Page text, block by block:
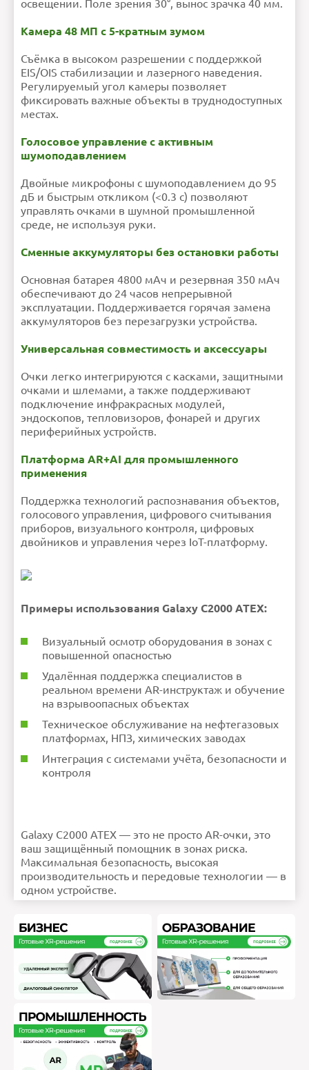
освещении. Поле зрения 30°, вынос зрачка 40 мм.
Камера 48 МП с 5-кратным зумом
Съёмка в высоком разрешении с поддержкой
EIS/OIS стабилизации и лазерного наведения.
Регулируемый угол камеры позволяет
фиксировать важные объекты в труднодоступных
местах.
Голосовое управление с активным
шумоподавлением
Двойные микрофоны с шумоподавлением до 95
дБ и быстрым откликом (<0.3 с) позволяют
управлять очками в шумной промышленной
среде, не используя руки.
Сменные аккумуляторы без остановки работы
Основная батарея 4800 мАч и резервная 350 мАч
обеспечивают до 24 часов непрерывной
эксплуатации. Поддерживается горячая замена
аккумуляторов без перезагрузки устройства.
Универсальная совместимость и аксессуары
Очки легко интегрируются с касками, защитными
очками и шлемами, а также поддерживают
подключение инфракрасных модулей,
эндоскопов, тепловизоров, фонарей и других
периферийных устройств.
Платформа AR+AI для промышленного
применения
Поддержка технологий распознавания объектов,
голосового управления, цифрового считывания
приборов, визуального контроля, цифровых
двойников и управления через IoT-платформу.
Примеры использования Galaxy C2000 ATEX:
Визуальный осмотр оборудования в зонах с
повышенной опасностью
Удалённая поддержка специалистов в
реальном времени AR-инструктаж и обучение
на взрывоопасных объектах
Техническое обслуживание на нефтегазовых
платформах, НПЗ, химических заводах
Интеграция с системами учёта, безопасности и
контроля
Galaxy C2000 ATEX — это не просто AR-очки, это
ваш защищённый помощник в зонах риска.
Максимальная безопасность, высокая
производительность и передовые технологии — в
одном устройстве.